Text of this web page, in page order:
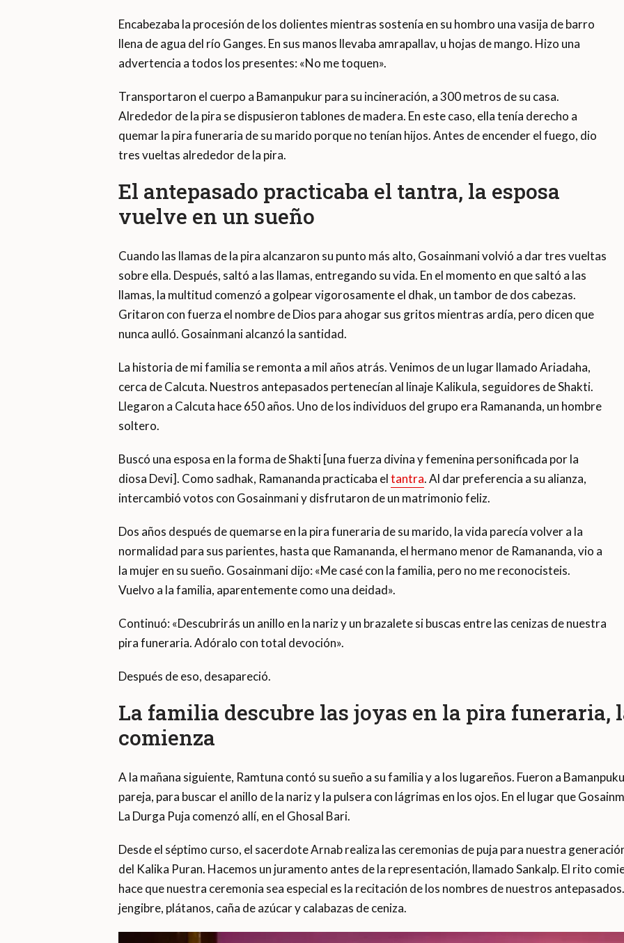
Encabezaba la procesión de los dolientes mientras sostenía en su hombro una vasija de barro
llena de agua del río Ganges. En sus manos llevaba amrapallav, u hojas de mango. Hizo una
advertencia a todos los presentes: «No me toquen».
Transportaron el cuerpo a Bamanpukur para su incineración, a 300 metros de su casa.
Alrededor de la pira se dispusieron tablones de madera. En este caso, ella tenía derecho a
quemar la pira funeraria de su marido porque no tenían hijos. Antes de encender el fuego, dio
tres vueltas alrededor de la pira.
El antepasado practicaba el tantra, la esposa
vuelve en un sueño
Cuando las llamas de la pira alcanzaron su punto más alto, Gosainmani volvió a dar tres vueltas
sobre ella. Después, saltó a las llamas, entregando su vida. En el momento en que saltó a las
llamas, la multitud comenzó a golpear vigorosamente el dhak, un tambor de dos cabezas.
Gritaron con fuerza el nombre de Dios para ahogar sus gritos mientras ardía, pero dicen que
nunca aulló. Gosainmani alcanzó la santidad.
La historia de mi familia se remonta a mil años atrás. Venimos de un lugar llamado Ariadaha,
cerca de Calcuta. Nuestros antepasados pertenecían al linaje Kalikula, seguidores de Shakti.
Llegaron a Calcuta hace 650 años. Uno de los individuos del grupo era Ramananda, un hombre
soltero.
Buscó una esposa en la forma de Shakti [una fuerza divina y femenina personificada por la
diosa Devi]. Como sadhak, Ramananda practicaba eltantra. Al dar preferencia a su alianza,
intercambió votos con Gosainmani y disfrutaron de un matrimonio feliz.
Dos años después de quemarse en la pira funeraria de su marido, la vida parecía volver a la
normalidad para sus parientes, hasta que Ramananda, el hermano menor de Ramananda, vio a
la mujer en su sueño. Gosainmani dijo: «Me casé con la familia, pero no me reconocisteis.
Vuelvo a la familia, aparentemente como una deidad».
Continuó: «Descubrirás un anillo en la nariz y un brazalete si buscas entre las cenizas de nuestra
pira funeraria. Adóralo con total devoción».
Después de eso, desapareció.
La familia descubre las joyas en la pira funeraria,
comienza
A la mañana siguiente, Ramtuna contó su sueño a su familia y a los lugareños. Fueron a
pareja, para buscar el anillo de la nariz y la pulsera con lágrimas en los ojos. En el lugar que
La Durga Puja comenzó allí, en el Ghosal Bari.
Desde el séptimo curso, el sacerdote Arnab realiza las ceremonias de puja para nuestra
del Kalika Puran. Hacemos un juramento antes de la representación, llamado Sankalp. El rito
hace que nuestra ceremonia sea especial es la recitación de los nombres de nuestros
jengibre, plátanos, caña de azúcar y calabazas de ceniza.